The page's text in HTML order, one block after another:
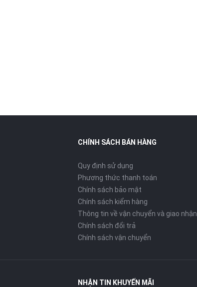
CHÍNH SÁCH BÁN HÀNG
Quy định sử dụng
Phương thức thanh toán
Chính sách bảo mật
Chính sách kiểm hàng
Thông tin về vận chuyển và giao nhận
Chính sách đổi trả
Chính sách vận chuyển
NHẬN TIN KHUYẾN MÃI